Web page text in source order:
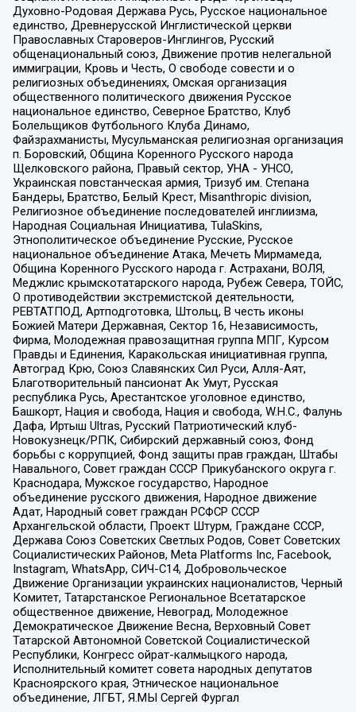
Духовно-Родовая Держава Русь, Русское национальное
единство, Древнерусской Инглистической церкви
Православных Староверов-Инглингов, Русский
общенациональный союз, Движение против нелегальной
иммиграции, Кровь и Честь, О свободе совести и о
религиозных объединениях, Омская организация
общественного политического движения Русское
национальное единство, Северное Братство, Клуб
Болельщиков Футбольного Клуба Динамо,
Файзрахманисты, Мусульманская религиозная организация
п. Боровский, Община Коренного Русского народа
Щелковского района, Правый сектор, УНА - УНСО,
Украинская повстанческая армия, Тризуб им. Степана
Бандеры, Братство, Белый Крест, Misanthropic division,
Религиозное объединение последователей инглиизма,
Народная Социальная Инициатива, TulaSkins,
Этнополитическое объединение Русские, Русское
национальное объединение Атака, Мечеть Мирмамеда,
Община Коренного Русского народа г. Астрахани, ВОЛЯ,
Меджлис крымскотатарского народа, Рубеж Севера, ТОЙС,
О противодействии экстремистской деятельности,
РЕВТАТПОД, Артподготовка, Штольц, В честь иконы
Божией Матери Державная, Сектор 16, Независимость,
Фирма, Молодежная правозащитная группа МПГ, Курсом
Правды и Единения, Каракольская инициативная группа,
Автоград Крю, Союз Славянских Сил Руси, Алля-Аят,
Благотворительный пансионат Ак Умут, Русская
республика Русь, Арестантское уголовное единство,
Башкорт, Нация и свобода, Нация и свобода, W.H.С., Фалунь
Дафа, Иртыш Ultras, Русский Патриотический клуб-
Новокузнецк/РПК, Сибирский державный союз, Фонд
борьбы с коррупцией, Фонд защиты прав граждан, Штабы
Навального, Совет граждан СССР Прикубанского округа г.
Краснодара, Мужское государство, Народное
объединение русского движения, Народное движение
Адат, Народный совет граждан РСФСР СССР
Архангельской области, Проект Штурм, Граждане СССР,
Держава Союз Советских Светлых Родов, Совет Советских
Социалистических Районов, Meta Platforms Inc, Facebook,
Instagram, WhatsApp, СИЧ-С14, Добровольческое
Движение Организации украинских националистов, Черный
Комитет, Татарстанское Региональное Всетатарское
общественное движение, Невоград, Молодежное
Демократическое Движение Весна, Верховный Совет
Татарской Автономной Советской Социалистической
Республики, Конгресс ойрат-калмыцкого народа,
Исполнительный комитет совета народных депутатов
Красноярского края, Этническое национальное
объединение, ЛГБТ, Я.МЫ Сергей Фургал